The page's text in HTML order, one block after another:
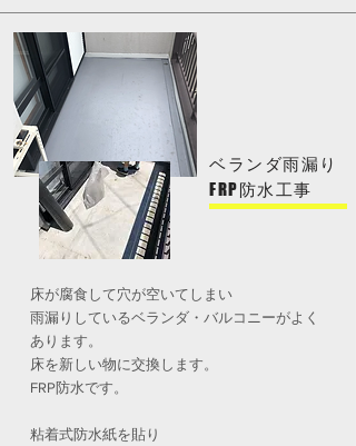
ベランダ雨漏り
FRP防水工事
床が腐食して穴が空いてしまい
雨漏りしているベランダ・バルコニーがよく
あります。
床を新しい物に交換します。
FRP防水です。
粘着式防水紙を貼り